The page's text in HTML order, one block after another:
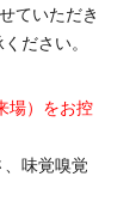
ていただき
ださい。
場）をお控
、味覚嗅覚